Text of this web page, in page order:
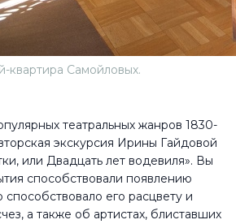
квартира Самойловых.
театральных жанров 1830-
экскурсия Ирины Гайдовой
или Двадцать лет водевиля». Вы
способствовали появлению
его расцвету и
а также об артистах, блиставших